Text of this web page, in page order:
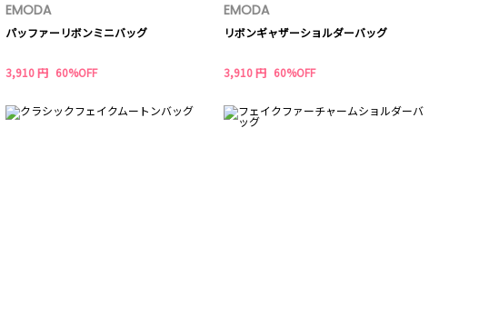
EMODA
パッファーリボンミニバッグ
3,910 円 60%OFF
EMODA
リボンギャザーショルダーバッグ
3,910 円 60%OFF